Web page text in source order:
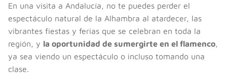
En una visita a Andalucía, no te puedes perder el
espectáculo natural de la Alhambra al atardecer, las
vibrantes fiestas y ferias que se celebran en toda la
región, y la oportunidad de sumergirte en el flamenco,
ya sea viendo un espectáculo o incluso tomando una
clase.